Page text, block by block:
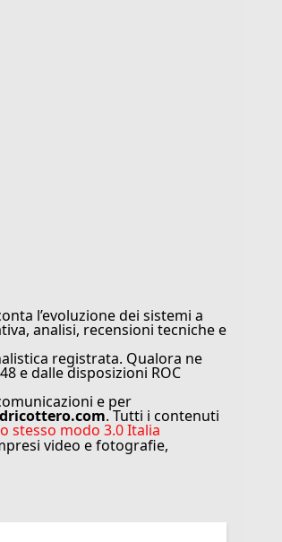
l’evoluzione dei sistemi a
analisi, recensioni tecniche e
registrata. Qualora ne
e dalle disposizioni ROC
e per
. Tutti i contenuti
stesso modo 3.0 Italia
video e fotografie,